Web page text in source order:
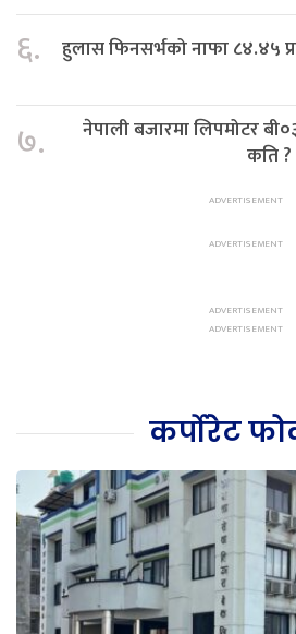
६. हुलास फिनसर्भको नाफा ८४.४५
७.
नेपाली बजारमा लिपमोटर
कति ?
कर्पोरेट